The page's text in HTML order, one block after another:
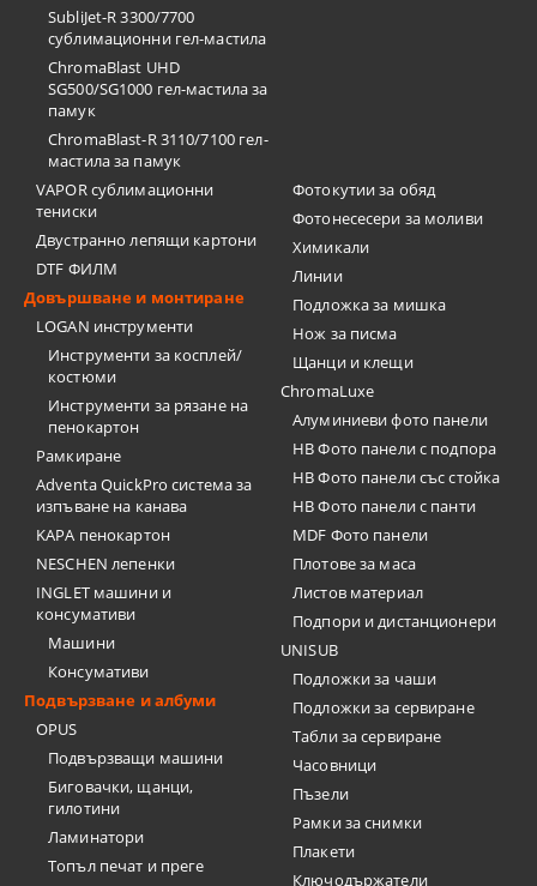
SubliJet-R 3300/7700
сублимационни гел-мастила
ChromaBlast UHD
SG500/SG1000 гел-мастила за
памук
ChromaBlast-R 3110/7100 гел-
мастила за памук
VAPOR сублимационни
тениски
Двустранно лепящи картони
DTF ФИЛМ
Довършване и монтиране
LOGAN инструменти
Инструменти за косплей/
костюми
Инструменти за рязане на
пенокартон
Рамкиране
Adventa QuickPro система за
изпъване на канава
KAPA пенокартон
NESCHEN лепенки
INGLET машини и
консумативи
Машини
Консумативи
Подвързване и албуми
OPUS
Подвързващи машини
Биговачки, щанци,
гилотини
Ламинатори
Топъл печат и преге
Фотокутии за обяд
Фотонесесери за моливи
Химикали
Линии
Подложка за мишка
Нож за писма
Щанци и клещи
ChromaLuxe
Алуминиеви фото панели
HB Фото панели с подпора
HB Фото панели със стойка
HB Фото панели с панти
MDF Фото панели
Плотове за маса
Листов материал
Подпори и дистанционери
UNISUB
Подложки за чаши
Подложки за сервиране
Табли за сервиране
Часовници
Пъзели
Рамки за снимки
Плакети
Ключодържатели